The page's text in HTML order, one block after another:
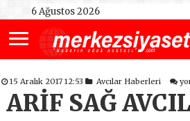
6 Ağustos 2026
15 Aralık 2017 12:53 Avcılar Haberleri
ARİF SAĞ